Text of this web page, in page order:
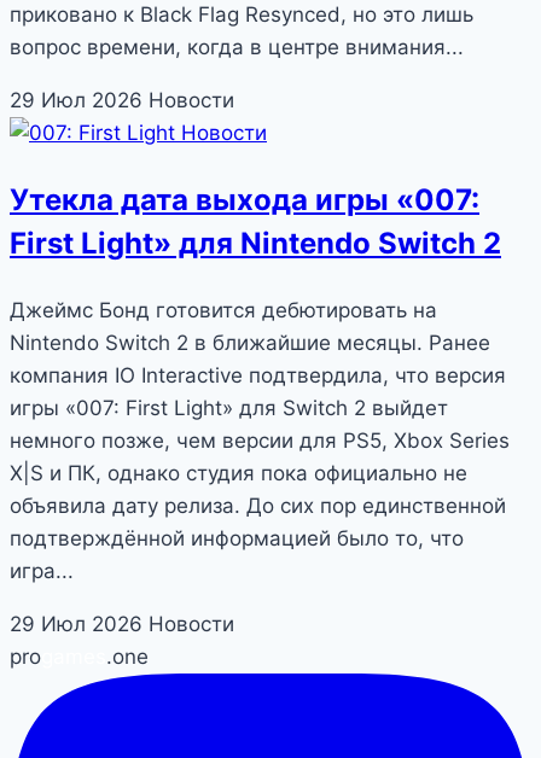
приковано к Black Flag Resynced, но это лишь
вопрос времени, когда в центре внимания...
29 Июл 2026 Новости
Новости
Утекла дата выхода игры «007:
First Light» для Nintendo Switch 2
Джеймс Бонд готовится дебютировать на
Nintendo Switch 2 в ближайшие месяцы. Ранее
компания IO Interactive подтвердила, что версия
игры «007: First Light» для Switch 2 выйдет
немного позже, чем версии для PS5, Xbox Series
X|S и ПК, однако студия пока официально не
объявила дату релиза. До сих пор единственной
подтверждённой информацией было то, что
игра...
29 Июл 2026 Новости
pro
.one